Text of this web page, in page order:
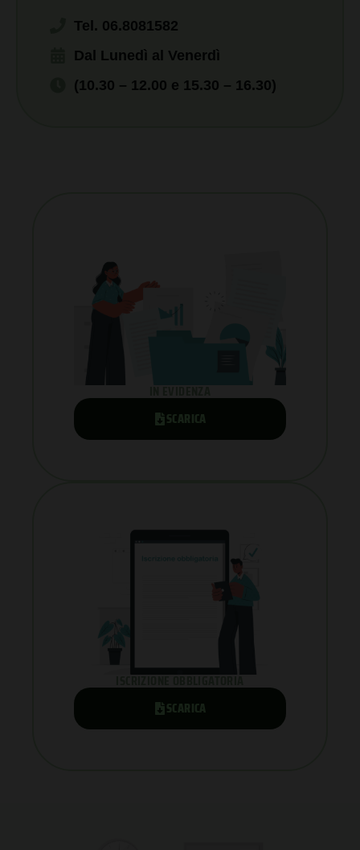
Tel. 06.8081582
Dal Lunedì al Venerdì
(10.30 – 12.00 e 15.30 – 16.30)
SCARICA
ISCRIZIONE OBBLIGATORIA
SCARICA